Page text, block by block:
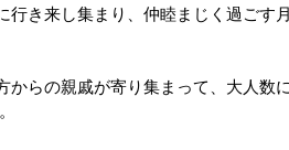
行き来し集まり、仲睦まじく過ごす
らの親戚が寄り集まって、大人数